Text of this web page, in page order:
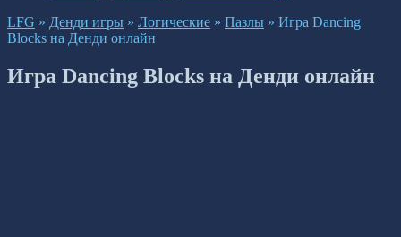
LFG » Денди игры » Логические » Пазлы » Игра Dancing
Blocks на Денди онлайн
Игра Dancing Blocks на Денди онлайн